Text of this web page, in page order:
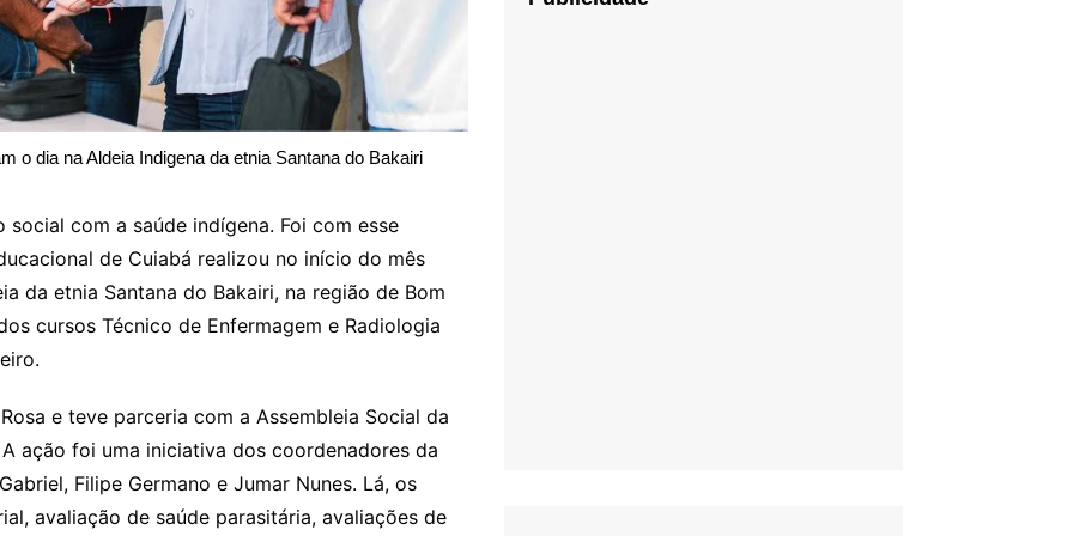
o dia na Aldeia Indigena da etnia Santana do Bakairi
com a saúde indígena. Foi com esse
de Cuiabá realizou no início do mês
da etnia Santana do Bakairi, na região de Bom
cursos Técnico de Enfermagem e Radiologia
e teve parceria com a Assembleia Social da
ação foi uma iniciativa dos coordenadores da
Filipe Germano e Jumar Nunes. Lá, os
avaliação de saúde parasitária, avaliações de